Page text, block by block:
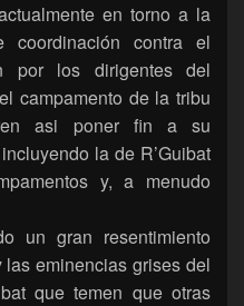
en torno a la
contra el
por los dirigentes del
campamento de la tribu
asi poner fin a su
la de R’Guibat
y, a menudo
un gran resentimiento
eminencias grises del
que temen que otras